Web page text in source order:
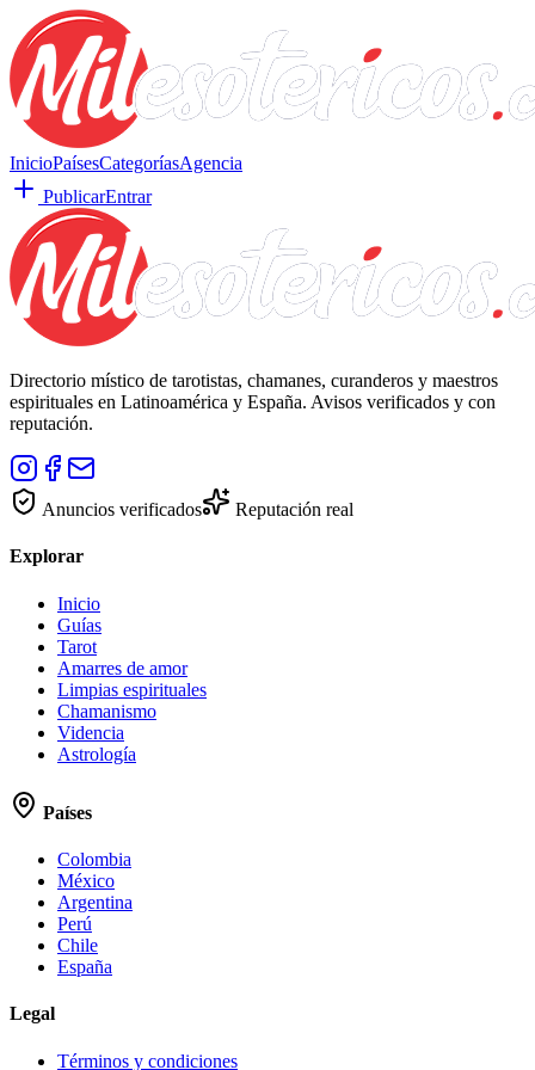
InicioPaísesCategoríasAgencia
PublicarEntrar
Directorio místico de tarotistas, chamanes, curanderos y maestros
espirituales en Latinoamérica y España. Avisos verificados y con
reputación.
Anuncios verificados Reputación real
Explorar
Inicio
Guías
Tarot
Amarres de amor
Limpias espirituales
Chamanismo
Videncia
Astrología
Países
Colombia
México
Argentina
Perú
Chile
España
Legal
Términos y condiciones